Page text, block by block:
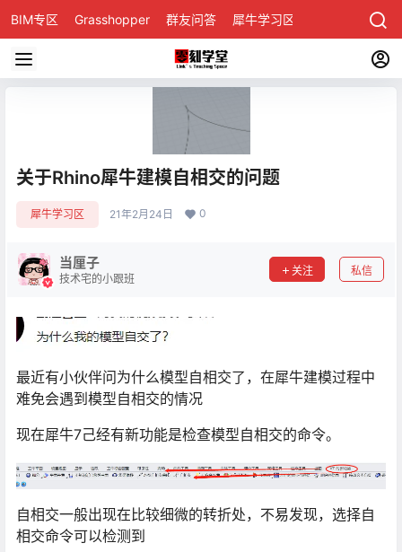
BIM专区 Grasshopper 群友问答 犀牛学习区
关于Rhino犀牛建模自相交的问题
犀牛学习区 21年2月24日 0
当厘子
技术宅的小跟班
关注 私信
最近有小伙伴问为什么模型自相交了，在犀牛建模过程中
难免会遇到模型自相交的情况
现在犀牛7己经有新功能是检查模型自相交的命令。
自相交一般出现在比较细微的转折处，不易发现，选择自
相交命令可以检测到